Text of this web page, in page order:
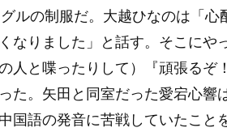
ルの制服だ。大越ひなのは「心
なりました」と話す。そこにや
人と喋ったりして）『頑張るぞ
た。矢田と同室だった愛宕心響
国語の発音に苦戦していたこと